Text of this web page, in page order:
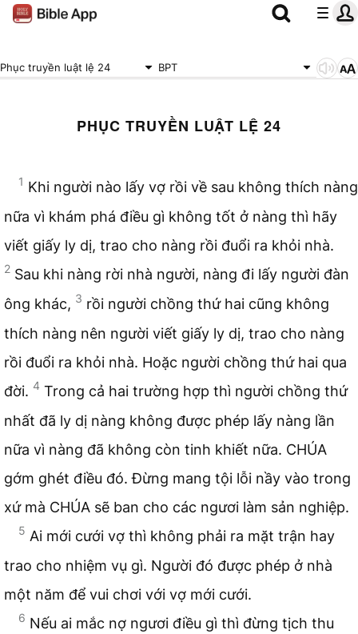
Phục truyền luật lệ 24 BPT
PHỤC TRUYỀN LUẬT LỆ 24
1 Khi người nào lấy vợ rồi về sau không thích nàng
nữa vì khám phá điều gì không tốt ở nàng thì hãy
viết giấy ly dị, trao cho nàng rồi đuổi ra khỏi nhà.
2 Sau khi nàng rời nhà người, nàng đi lấy người đàn
ông khác, 3 rồi người chồng thứ hai cũng không
thích nàng nên người viết giấy ly dị, trao cho nàng
rồi đuổi ra khỏi nhà. Hoặc người chồng thứ hai qua
đời. 4 Trong cả hai trường hợp thì người chồng thứ
nhất đã ly dị nàng không được phép lấy nàng lần
nữa vì nàng đã không còn tinh khiết nữa. CHÚA
gớm ghét điều đó. Đừng mang tội lỗi nầy vào trong
xứ mà CHÚA sẽ ban cho các ngươi làm sản nghiệp.
5 Ai mới cưới vợ thì không phải ra mặt trận hay
trao cho nhiệm vụ gì. Người đó được phép ở nhà
một năm để vui chơi với vợ mới cưới.
6 Nếu ai mắc nợ ngươi điều gì thì đừng tịch thu